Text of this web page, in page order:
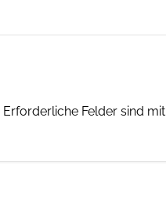
Erforderliche Felder sind mit